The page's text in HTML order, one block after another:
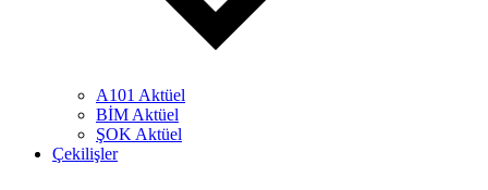
A101 Aktüel
BİM Aktüel
ŞOK Aktüel
Çekilişler